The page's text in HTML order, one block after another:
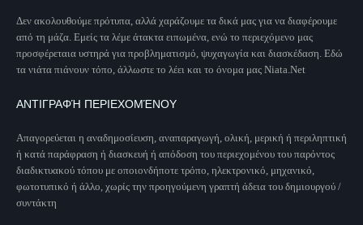
Δεν ακολουθούμε πρότυπα, αλλά χαράζουμε τα δικά μας για να διαφέρουμε
από τη μάζα. Εμείς τα λέμε άτακτα ειπωμένα, ενώ το περιεχόμενο μας
προσφέρεταια υστηρά για προβληματισμό, ψυχαγωγία και διασκέδαση. Εδώ
τα νιάτα πιάνουν τόπο, άλλωστε το λέει και το όνομα μας Niata.Net
ΑΝΤΙΓΡΑΦΉ ΠΕΡΙΕΧΟΜΈΝΟΥ
Απαγορεύεται η αναδημοσίευση, αναπαραγωγή, ολική, μερική ή περιληπτική
ή κατά παράφραση ή διασκευή ή απόδοση του περιεχομένου του παρόντος
διαδικτυακού τόπου με οποιονδήποτε τρόπο, ηλεκτρονικό, μηχανικό,
φωτοτυπικό ή άλλο, χωρίς την προηγούμενη γραπτή άδεια του δημιουργού /
συντάκτη